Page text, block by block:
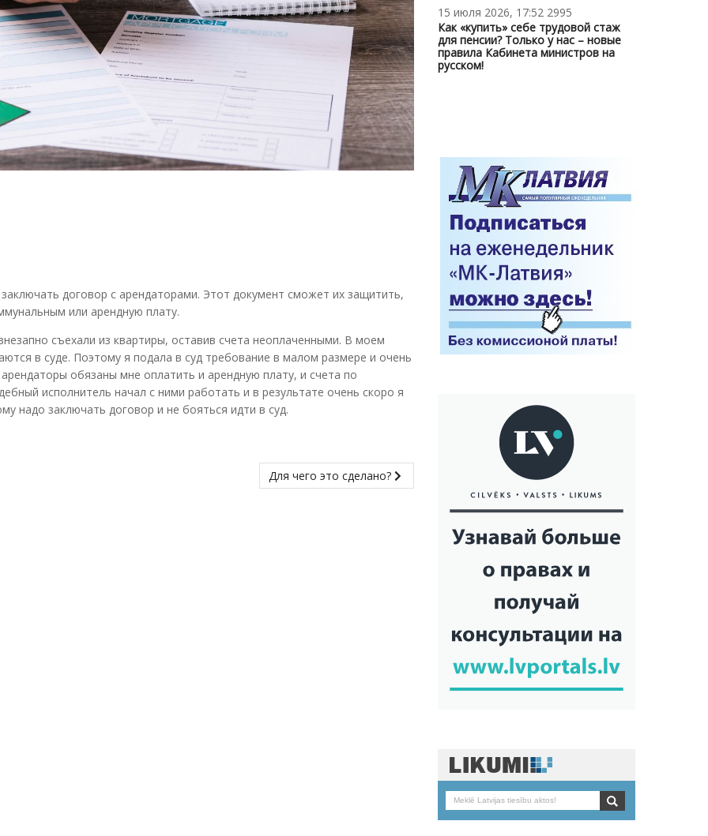
договор с арендаторами. Этот документ сможет их защитить,
или арендную плату.
съехали из квартиры, оставив счета неоплаченными. В моем
в суде. Поэтому я подала в суд требование в малом размере и очень
обязаны мне оплатить и арендную плату, и счета по
исполнитель начал с ними работать и в результате очень скоро я
надо заключать договор и не бояться идти в суд.
Для чего это сделано?
15 июля 2026, 17:52 2995
Как «купить» себе трудовой стаж
для пенсии? Только у нас – новые
правила Кабинета министров на
русском!